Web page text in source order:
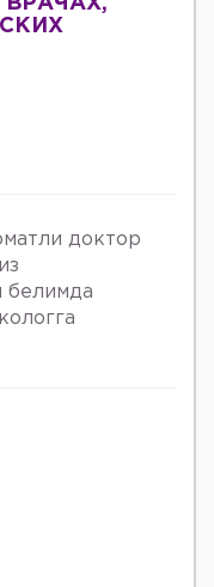
доктор
белимда
учрадим
булмаяпди
фикрга
бор